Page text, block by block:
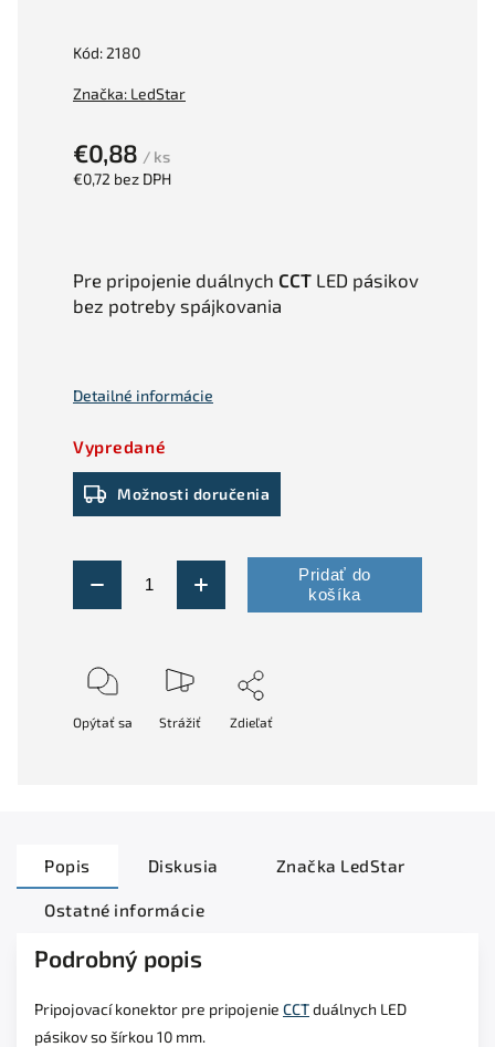
Kód: 2180
Značka: LedStar
€0,88 / ks
€0,72 bez DPH
Vypredané
Možnosti doručenia
Pridať do
košíka
Pre pripojenie duálnych CCT LED pásikov
bez potreby spájkovania
Detailné informácie
Opýtať sa Strážiť Zdieľať
Popis Diskusia Značka LedStar
Ostatné informácie
Podrobný popis
Pripojovací konektor pre pripojenie CCTduálnych LED
pásikov so šírkou 10 mm.